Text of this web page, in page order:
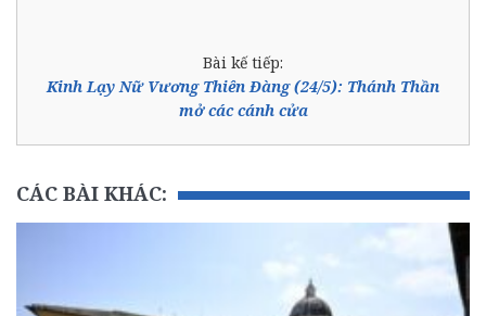
Bài kế tiếp:
Kinh Lạy Nữ Vương Thiên Đàng (24/5): Thánh Thần
mở các cánh cửa
CÁC BÀI KHÁC: